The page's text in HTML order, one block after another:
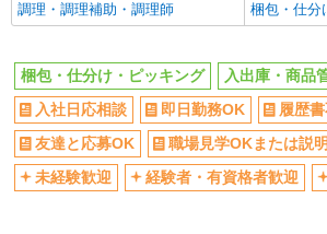
給与前払いOK
週2～3日勤
オープニングスタッフ
禁煙・分煙
車通勤OK
バイク通勤
自転車通勤OK
残業少なめ
交通費支給
社会保険あ
調理・調理補助・調理師
梱包・仕分
梱包・仕分け・ピッキング
入出庫・商品
入社日応相談
即日勤務OK
履歴
友達と応募OK
職場見学OKまたは説
未経験歓迎
経験者・有資格者歓迎